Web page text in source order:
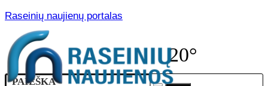
Raseinių naujienų portalas
20°